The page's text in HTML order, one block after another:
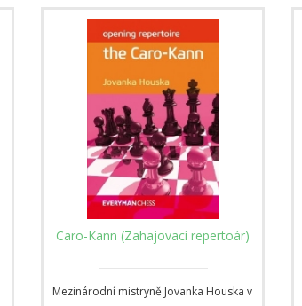
Caro-Kann (Zahajovací repertoár)
Mezinárodní mistryně Jovanka Houska v